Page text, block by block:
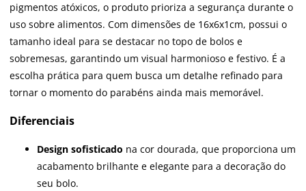
pigmentos atóxicos, o produto prioriza a segurança durante o
uso sobre alimentos. Com dimensões de 16x6x1cm, possui o
tamanho ideal para se destacar no topo de bolos e
sobremesas, garantindo um visual harmonioso e festivo. É a
escolha prática para quem busca um detalhe refinado para
tornar o momento do parabéns ainda mais memorável.
Diferenciais
Design sofisticado na cor dourada, que proporciona um
acabamento brilhante e elegante para a decoração do
seu bolo.